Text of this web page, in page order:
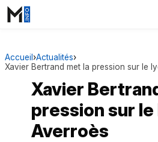
Accueil ›Actualités›
Xavier Bertrand met la pression sur le
Xavier
pression sur
Averroès